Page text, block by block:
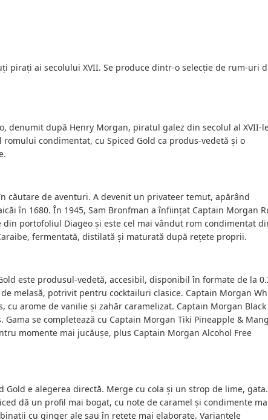
pirați ai secolului XVII. Se produce dintr-o selecție de rum-uri
denumit după Henry Morgan, piratul galez din secolul al XVII-
condimentat, cu Spiced Gold ca produs-vedetă și o
căutare de aventuri. A devenit un privateer temut, apărând
în 1680. În 1945, Sam Bronfman a înființat Captain Morgan
portofoliul Diageo și este cel mai vândut rom condimentat
fermentată, distilată și maturată după rețete proprii.
este produsul-vedetă, accesibil, disponibil în formate de la
melasă, potrivit pentru cocktailuri clasice. Captain Morgan
arome de vanilie și zahăr caramelizat. Captain Morgan Black
se completează cu Captain Morgan Tiki Pineapple &
momente mai jucăușe, plus Captain Morgan Alcohol Free
e alegerea directă. Merge cu cola și un strop de lime, gata.
dă un profil mai bogat, cu note de caramel și condimente
cu ginger ale sau în rețete mai elaborate. Variantele